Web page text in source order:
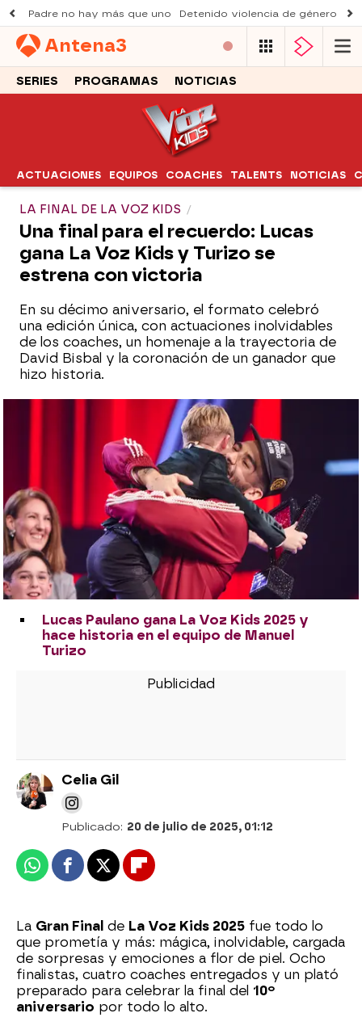
Padre no hay más que uno Detenido violencia de género
Antena3
SERIES PROGRAMAS NOTICIAS
ACTUACIONES EQUIPOS COACHES TALENTS NOTICIAS
LA FINAL DE LA VOZ KIDS
Una final para el recuerdo: Lucas
gana La Voz Kids y Turizo se
estrena con victoria
En su décimo aniversario, el formato celebró
una edición única, con actuaciones inolvidables
de los coaches, un homenaje a la trayectoria de
David Bisbal y la coronación de un ganador que
hizo historia.
Lucas Paulano gana La Voz Kids 2025 y
hace historia en el equipo de Manuel
Turizo
Celia Gil
Publicado: 20 de julio de 2025, 01:12
WhatsappFacebook
X Flipboard
La Gran Final de La Voz Kids 2025 fue todo lo
que prometía y más: mágica, inolvidable, cargada
de sorpresas y emociones a flor de piel. Ocho
finalistas, cuatro coaches entregados y un plató
preparado para celebrar la final del 10º
aniversario por todo lo alto.